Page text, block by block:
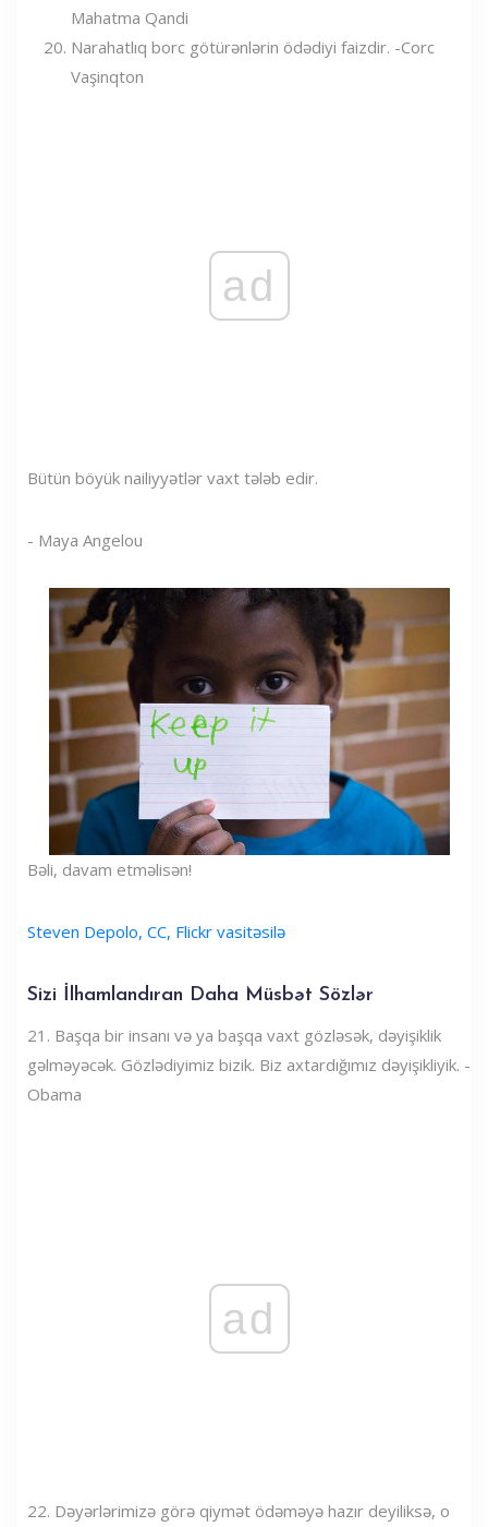
Mahatma Qandi
Narahatlıq borc götürənlərin ödədiyi faizdir. -Corc
Vaşinqton
ad
Bütün böyük nailiyyətlər vaxt tələb edir.
- Maya Angelou
Bəli, davam etməlisən!
Steven Depolo, CC, Flickr vasitəsilə
Sizi İlhamlandıran Daha Müsbət Sözlər
21. Başqa bir insanı və ya başqa vaxt gözləsək, dəyişiklik
gəlməyəcək. Gözlədiyimiz bizik. Biz axtardığımız dəyişikliyik. -
Obama
ad
22. Dəyərlərimizə görə qiymət ödəməyə hazır deyiliksə, o